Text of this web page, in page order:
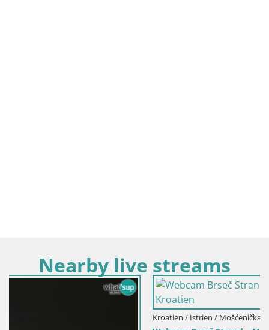
Nearby live streams